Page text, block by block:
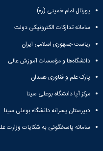
پورتال امام خمینی (ره)
سامانه تدارکات الکترونیکی دولت
ریاست جمهوری اسلامی ایران
دانشگاه‌ها و مؤسسات آموزش عالی
پارک علم و فناوری همدان
مرکز آپا دانشگاه بوعلی سینا
دبیرستان پسرانه دانشگاه بوعلی سینا
سامانه پاسخگوئی به شکایات وزارت